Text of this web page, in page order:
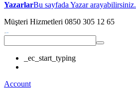
YazarlarBu sayfada Yazar arayabilirsiniz.
Müşteri Hizmetleri 0850 305 12 65
_ec_start_typing
Account